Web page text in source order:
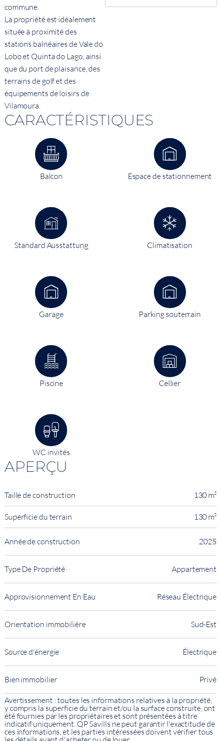
commune.
La propriété est idéalement
située à proximité des
stations balnéaires de Vale do
Lobo et Quinta do Lago, ainsi
que du port de plaisance, des
terrains de golf et des
équipements de loisirs de
Vilamoura.
CARACTÉRISTIQUES
Balcon Espace de stationnement
Standard Ausstattung Climatisation
Garage Parking souterrain
Piscine Cellier
WC invités
APERÇU
Taille de construction 130 m²
Superficie du terrain 130 m²
Année de construction 2025
Type De Propriété Appartement
Approvisionnement En Eau Réseau Électrique
Orientation immobilière Sud-Est
Source d'énergie Électrique
Bien immobilier Privé
Avertissement : toutes les informations relatives à la propriété,
y compris la superficie du terrain et/ou la surface construite, ont
été fournies par les propriétaires et sont présentées à titre
indicatif uniquement. QP Savills ne peut garantir l'exactitude de
ces informations, et les parties intéressées doivent vérifier tous